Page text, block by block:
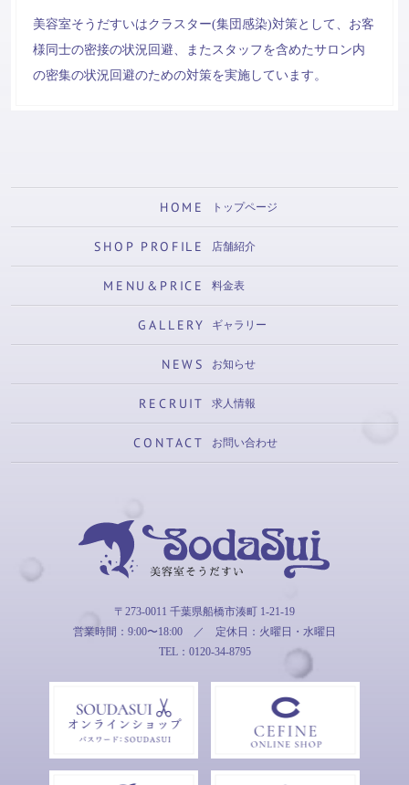
美容室そうだすいはクラスター(集団感染)対策として、お客
様同士の密接の状況回避、またスタッフを含めたサロン内
の密集の状況回避のための対策を実施しています。
HOME トップページ
SHOP PROFILE 店舗紹介
MENU&PRICE 料金表
GALLERY ギャラリー
NEWS お知らせ
RECRUIT 求人情報
CONTACT お問い合わせ
そうだすい
〒273-0011 千葉県船橋市湊町 1-21-19
営業時間：9:00〜18:00 ／ 定休日：火曜日・水曜日
TEL：0120-34-8795